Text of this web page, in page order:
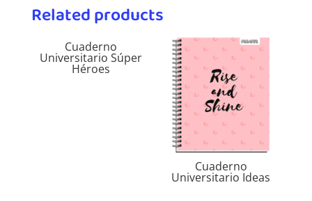
Related products
Cuaderno
Universitario Súper
Héroes
Cuaderno
Universitario Ideas